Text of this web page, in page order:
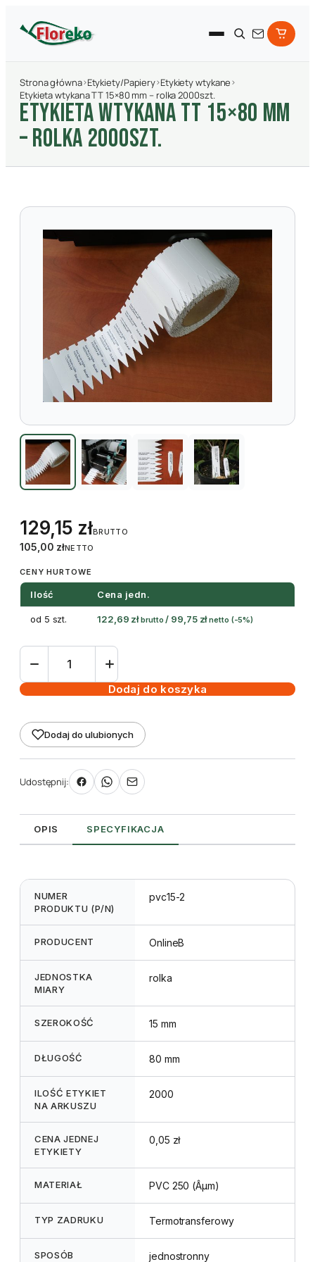
Strona główna›Etykiety/Papiery›Etykiety wtykane›
Etykieta wtykana TT 15×80 mm – rolka 2000szt.
ETYKIETA WTYKANA TT 15×80 MM
– ROLKA 2000SZT.
129,15 złBRUTTO
105,00 złNETTO
CENY HURTOWE
Ilość Cena jedn.
od 5 szt. 122,69 zł brutto / 99,75 zł netto (-5%)
ilość
wtykana
15x80
mm
-
rolka
2000szt.
Dodaj do koszyka
Dodaj do ulubionych
Udostępnij:
OPIS SPECYFIKACJA
NUMER
PRODUKTU (P/N)
pvc15-2
PRODUCENT OnlineB
JEDNOSTKA
MIARY
rolka
SZEROKOŚĆ 15 mm
DŁUGOŚĆ 80 mm
ILOŚĆ ETYKIET
NA ARKUSZU
2000
CENA JEDNEJ
ETYKIETY
0,05 zł
MATERIAŁ PVC 250 (Âµm)
TYP ZADRUKU Termotransferowy
SPOSÓB
jednostronny